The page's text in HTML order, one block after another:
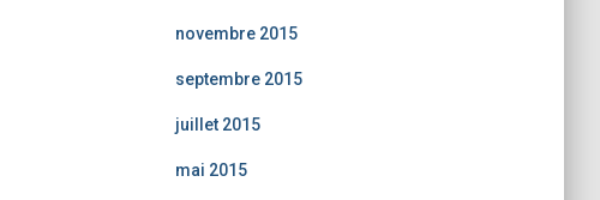
novembre 2015
septembre 2015
juillet 2015
mai 2015